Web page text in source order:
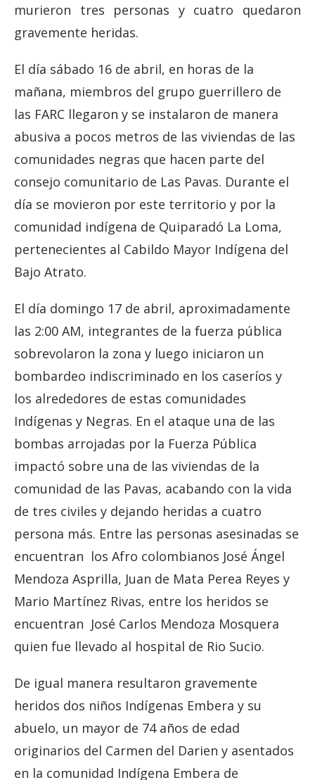
murieron tres personas y cuatro quedaron
gravemente heridas.
El día sábado 16 de abril, en horas de la
mañana, miembros del grupo guerrillero de
las FARC llegaron y se instalaron de manera
abusiva a pocos metros de las viviendas de las
comunidades negras que hacen parte del
consejo comunitario de Las Pavas. Durante el
día se movieron por este territorio y por la
comunidad indígena de Quiparadó La Loma,
pertenecientes al Cabildo Mayor Indígena del
Bajo Atrato.
El día domingo 17 de abril, aproximadamente
las 2:00 AM, integrantes de la fuerza pública
sobrevolaron la zona y luego iniciaron un
bombardeo indiscriminado en los caseríos y
los alrededores de estas comunidades
Indígenas y Negras. En el ataque una de las
bombas arrojadas por la Fuerza Pública
impactó sobre una de las viviendas de la
comunidad de las Pavas, acabando con la vida
de tres civiles y dejando heridas a cuatro
persona más. Entre las personas asesinadas se
encuentran los Afro colombianos José Ángel
Mendoza Asprilla, Juan de Mata Perea Reyes y
Mario Martínez Rivas, entre los heridos se
encuentran José Carlos Mendoza Mosquera
quien fue llevado al hospital de Rio Sucio.
De igual manera resultaron gravemente
heridos dos niños Indígenas Embera y su
abuelo, un mayor de 74 años de edad
originarios del Carmen del Darien y asentados
en la comunidad Indígena Embera de